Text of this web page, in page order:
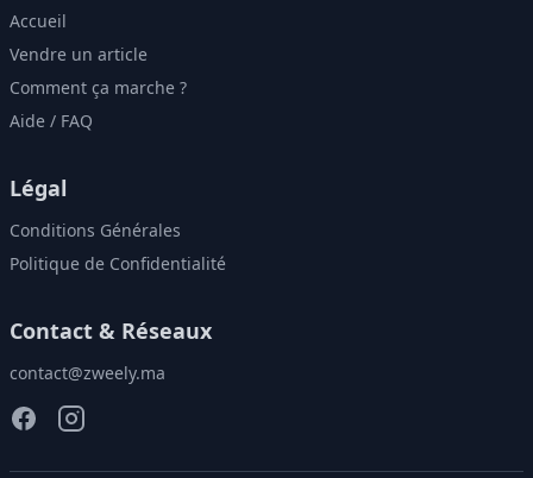
Accueil
Vendre un article
Comment ça marche ?
Aide / FAQ
Légal
Conditions Générales
Politique de Confidentialité
Contact & Réseaux
contact@zweely.ma